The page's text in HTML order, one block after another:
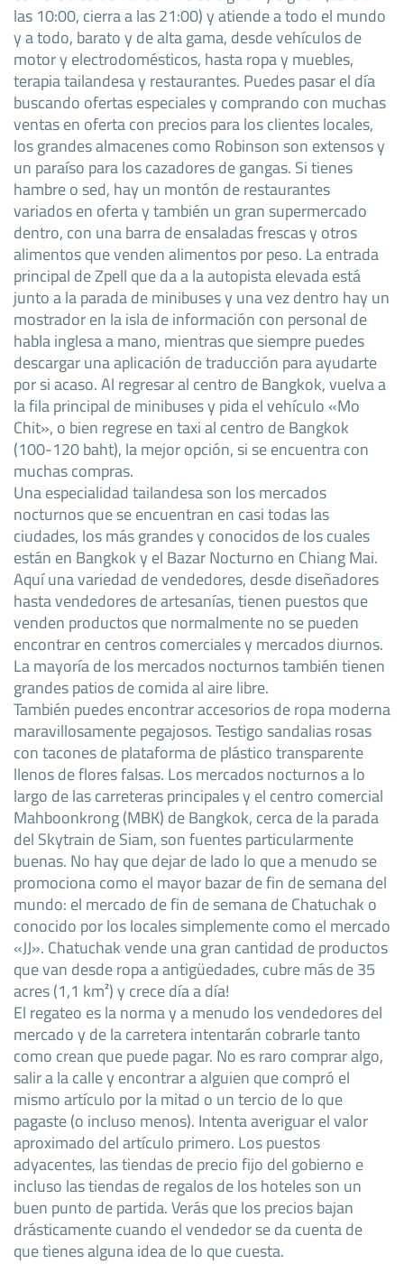
las 10:00, cierra a las 21:00) y atiende a todo el mundo
y a todo, barato y de alta gama, desde vehículos de
motor y electrodomésticos, hasta ropa y muebles,
terapia tailandesa y restaurantes. Puedes pasar el día
buscando ofertas especiales y comprando con muchas
ventas en oferta con precios para los clientes locales,
los grandes almacenes como Robinson son extensos y
un paraíso para los cazadores de gangas. Si tienes
hambre o sed, hay un montón de restaurantes
variados en oferta y también un gran supermercado
dentro, con una barra de ensaladas frescas y otros
alimentos que venden alimentos por peso. La entrada
principal de Zpell que da a la autopista elevada está
junto a la parada de minibuses y una vez dentro hay un
mostrador en la isla de información con personal de
habla inglesa a mano, mientras que siempre puedes
descargar una aplicación de traducción para ayudarte
por si acaso. Al regresar al centro de Bangkok, vuelva a
la fila principal de minibuses y pida el vehículo «Mo
Chit», o bien regrese en taxi al centro de Bangkok
(100-120 baht), la mejor opción, si se encuentra con
muchas compras.
Una especialidad tailandesa son los mercados
nocturnos que se encuentran en casi todas las
ciudades, los más grandes y conocidos de los cuales
están en Bangkok y el Bazar Nocturno en Chiang Mai.
Aquí una variedad de vendedores, desde diseñadores
hasta vendedores de artesanías, tienen puestos que
venden productos que normalmente no se pueden
encontrar en centros comerciales y mercados diurnos.
La mayoría de los mercados nocturnos también tienen
grandes patios de comida al aire libre.
También puedes encontrar accesorios de ropa moderna
maravillosamente pegajosos. Testigo sandalias rosas
con tacones de plataforma de plástico transparente
llenos de flores falsas. Los mercados nocturnos a lo
largo de las carreteras principales y el centro comercial
Mahboonkrong (MBK) de Bangkok, cerca de la parada
del Skytrain de Siam, son fuentes particularmente
buenas. No hay que dejar de lado lo que a menudo se
promociona como el mayor bazar de fin de semana del
mundo: el mercado de fin de semana de Chatuchak o
conocido por los locales simplemente como el mercado
«JJ». Chatuchak vende una gran cantidad de productos
que van desde ropa a antigüedades, cubre más de 35
acres (1,1 km²) y crece día a día!
El regateo es la norma y a menudo los vendedores del
mercado y de la carretera intentarán cobrarle tanto
como crean que puede pagar. No es raro comprar algo,
salir a la calle y encontrar a alguien que compró el
mismo artículo por la mitad o un tercio de lo que
pagaste (o incluso menos). Intenta averiguar el valor
aproximado del artículo primero. Los puestos
adyacentes, las tiendas de precio fijo del gobierno e
incluso las tiendas de regalos de los hoteles son un
buen punto de partida. Verás que los precios bajan
drásticamente cuando el vendedor se da cuenta de
que tienes alguna idea de lo que cuesta.